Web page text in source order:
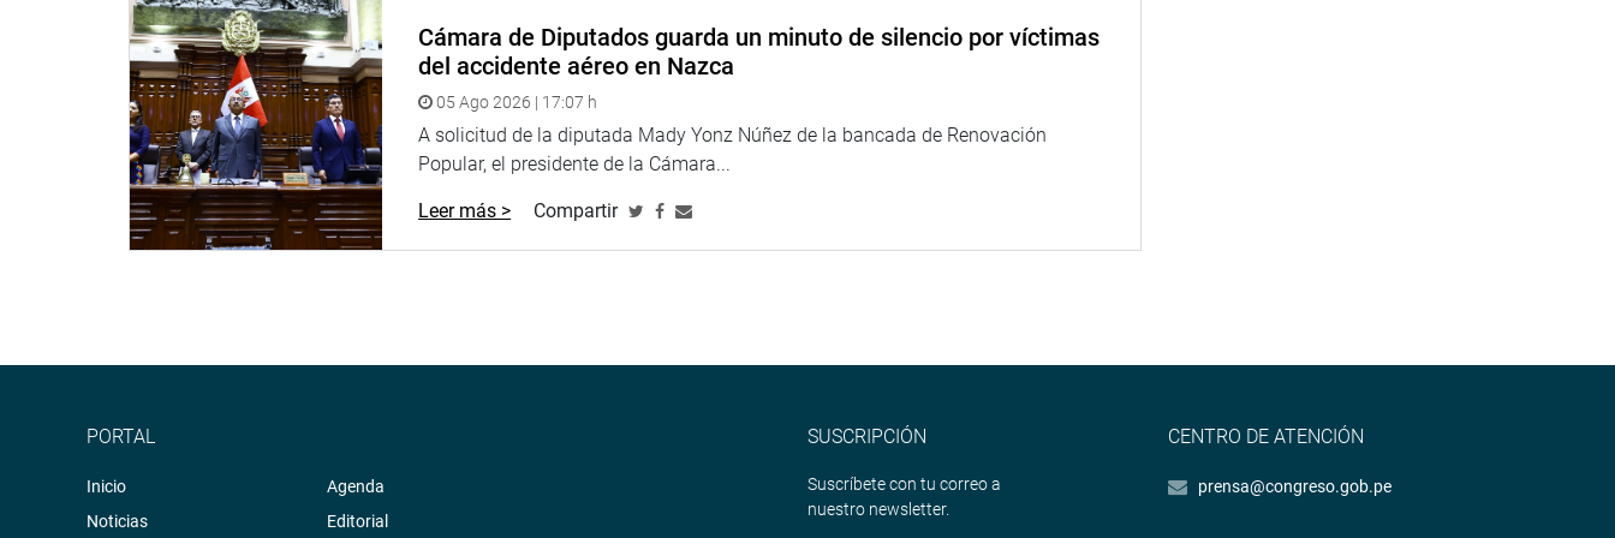
dijo la congresista Marisa Glave.
El informe del grupo de trabajo señala que el Ejecutivo se excedió en las atribuciones que le concedió el
Congreso para legislar a través de normas excepcionales, temas tributarios y otros. Este fue el caso del DL 1419,
por lo que se consideró no aprobar la constitucionalidad de dicho decreto.
Antes de su aprobación, el informe tuvo la oposición de los congresistas Glave, Marco Arana y Yonhy
Lescano, principalmente. Javier Velásquez dijo que no era un «tema ideológico», sino simplemente
constitucional.
neutralidad que se debe mantener frente al proceso del referéndum del próximo domingo.
Dijo también que no ha llegado a la comisión el pedido de opinión de la Comisión de Levantamiento de la
Inmunidad Parlamentaria sobre el caso del congresista Edwin Donayre.
PRENSA CONGRESO
Cámara de Diputados guarda un minuto de silencio por víctimas
del accidente aéreo en Nazca
05 Ago 2026 | 17:07 h
A solicitud de la diputada Mady Yonz Núñez de la bancada de Renovación
Popular, el presidente de la Cámara...
Leer más > Compartir
PORTAL
Inicio
Noticias
Agenda
Editorial
SUSCRIPCIÓN
Suscríbete con tu correo a
nuestro newsletter.
CENTRO DE ATENCIÓN
prensa@congreso.gob.pe